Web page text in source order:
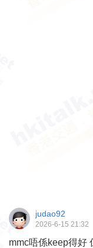
judao92
2026-6-15 21:32
mmc唔係keep得好